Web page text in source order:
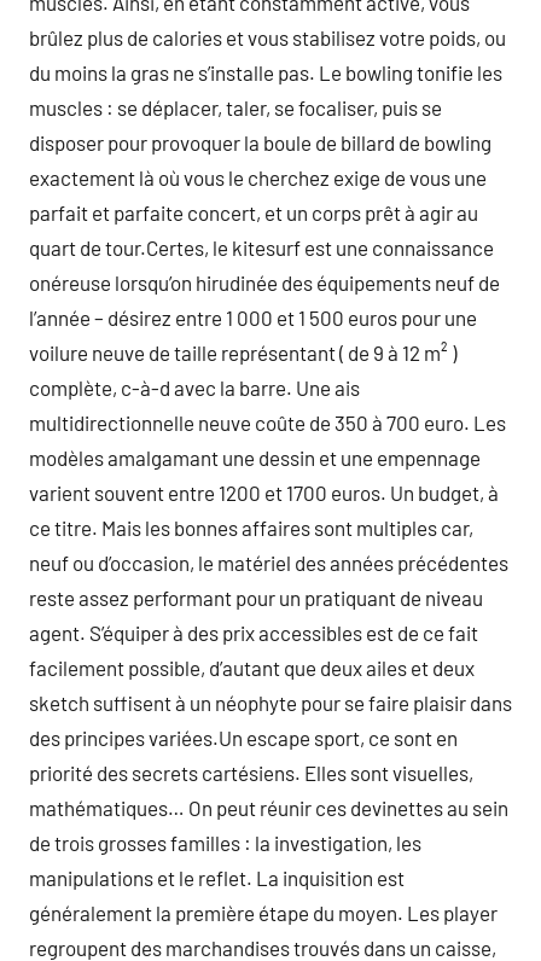
brûlez plus de calories et vous stabilisez votre poids, ou
du moins la gras ne s’installe pas. Le bowling tonifie les
muscles : se déplacer, taler, se focaliser, puis se
disposer pour provoquer la boule de billard de bowling
exactement là où vous le cherchez exige de vous une
parfait et parfaite concert, et un corps prêt à agir au
quart de tour.Certes, le kitesurf est une connaissance
onéreuse lorsqu’on hirudinée des équipements neuf de
l’année – désirez entre 1 000 et 1 500 euros pour une
voilure neuve de taille représentant ( de 9 à 12 m² )
complète, c-à-d avec la barre. Une ais
multidirectionnelle neuve coûte de 350 à 700 euro. Les
modèles amalgamant une dessin et une empennage
varient souvent entre 1200 et 1700 euros. Un budget, à
ce titre. Mais les bonnes affaires sont multiples car,
neuf ou d’occasion, le matériel des années précédentes
reste assez performant pour un pratiquant de niveau
agent. S’équiper à des prix accessibles est de ce fait
facilement possible, d’autant que deux ailes et deux
sketch suffisent à un néophyte pour se faire plaisir dans
des principes variées.Un escape sport, ce sont en
priorité des secrets cartésiens. Elles sont visuelles,
mathématiques… On peut réunir ces devinettes au sein
de trois grosses familles : la investigation, les
manipulations et le reflet. La inquisition est
généralement la première étape du moyen. Les player
regroupent des marchandises trouvés dans un caisse,